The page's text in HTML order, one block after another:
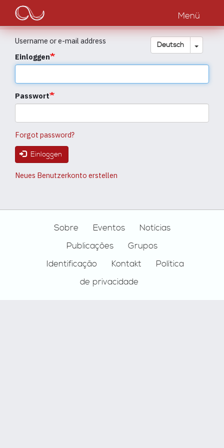
Direkt
Inhalt
Main
navigation
Menü
Deutsch
Username or e-mail address
Einloggen
Passwort
Forgot password?
Einloggen
Neues Benutzerkonto erstellen
Sobre Eventos
Notícias
Publicações
Grupos
Identificação
Kontakt
Política
de privacidade